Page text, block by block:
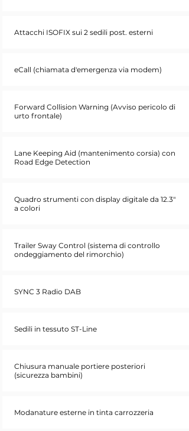
Attacchi ISOFIX sui 2 sedili post. esterni
eCall (chiamata d'emergenza via modem)
Forward Collision Warning (Avviso pericolo di
urto frontale)
Lane Keeping Aid (mantenimento corsia) con
Road Edge Detection
Quadro strumenti con display digitale da 12.3"
a colori
Trailer Sway Control (sistema di controllo
ondeggiamento del rimorchio)
SYNC 3 Radio DAB
Sedili in tessuto ST-Line
Chiusura manuale portiere posteriori
(sicurezza bambini)
Modanature esterne in tinta carrozzeria